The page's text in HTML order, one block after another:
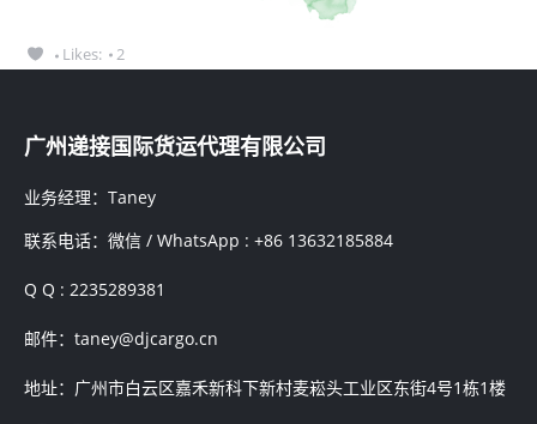
Likes: 2
广州递接国际货运代理有限公司
业务经理：Taney
联系电话：微信 / WhatsApp : +86 13632185884
Q Q : 2235289381
邮件：taney@djcargo.cn
地址：广州市白云区嘉禾新科下新村麦崧头工业区东街4号1栋1楼